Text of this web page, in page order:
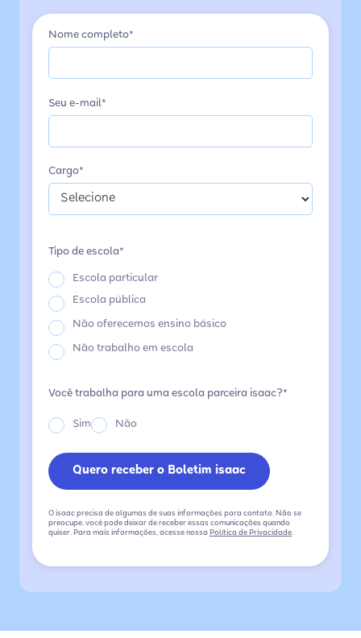
Nome completo*
Seu e-mail*
Cargo*
Tipo de escola*
Escola particular
Escola pública
Não oferecemos ensino básico
Não trabalho em escola
Você trabalha para uma escola parceira isaac?*
Sim Não
O isaac precisa de algumas de suas informações para contato. Não se
preocupe, você pode deixar de receber essas comunicações quando
quiser. Para mais informações, acesse nossa Política de Privacidade.